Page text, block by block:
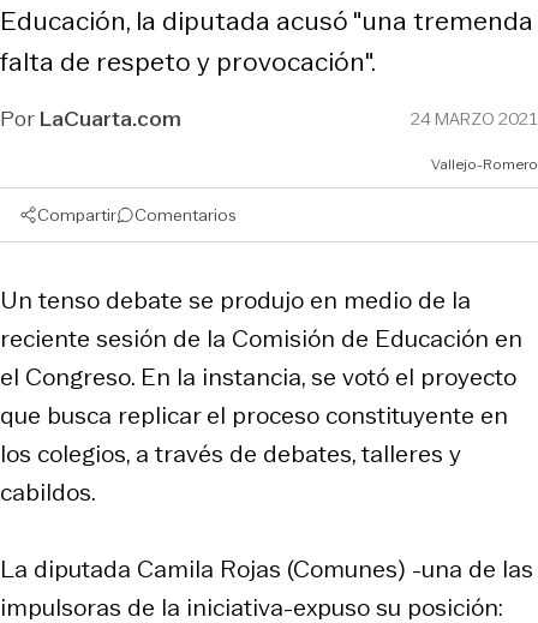
Educación, la diputada acusó "una tremenda
falta de respeto y provocación".
PorLaCuarta.com 24 MARZO 2021
Vallejo-Romero
Compartir Comentarios
Un tenso debate se produjo en medio de la
el Congreso. En la instancia, se votó el proyecto
que busca replicar el proceso constituyente en